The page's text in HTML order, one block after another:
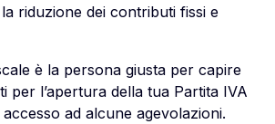
riduzione dei contributi fissi e
è la persona giusta per capire
per l’apertura della tua Partita IVA
ad alcune agevolazioni.